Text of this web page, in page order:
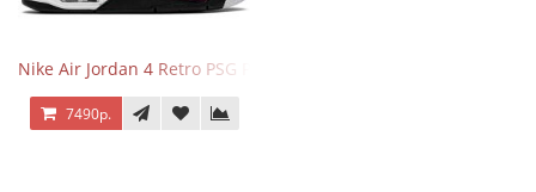
Nike Air Jordan 4 Retro PSG Paris Saint-Germain
7490р.